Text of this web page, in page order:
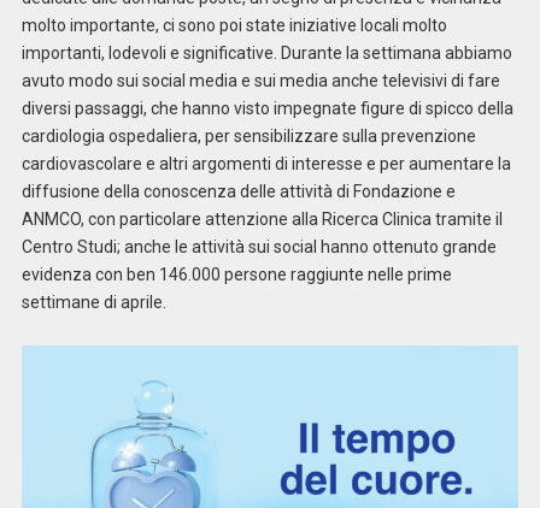
molto importante, ci sono poi state iniziative locali molto
importanti, lodevoli e significative. Durante la settimana abbiamo
avuto modo sui social media e sui media anche televisivi di fare
diversi passaggi, che hanno visto impegnate figure di spicco della
cardiologia ospedaliera, per sensibilizzare sulla prevenzione
cardiovascolare e altri argomenti di interesse e per aumentare la
diffusione della conoscenza delle attività di Fondazione e
ANMCO, con particolare attenzione alla Ricerca Clinica tramite il
Centro Studi; anche le attività sui social hanno ottenuto grande
evidenza con ben 146.000 persone raggiunte nelle prime
settimane di aprile.